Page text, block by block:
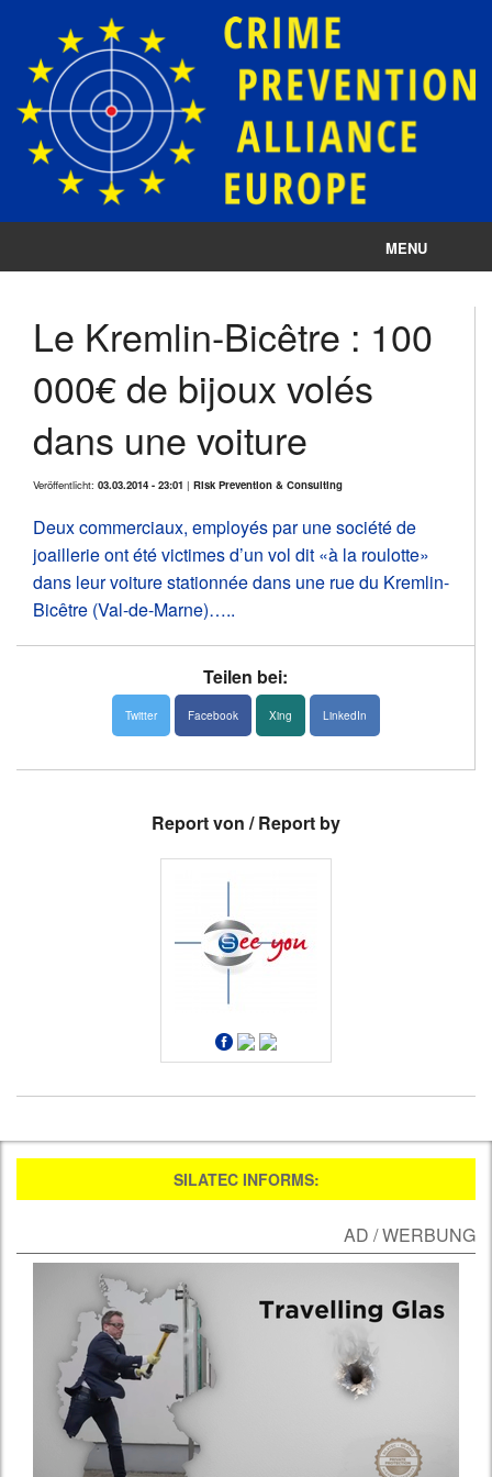
MENU
Datenschutz
Cookie-Einstellungen
News
Le Kremlin-Bicêtre : 100
000€ de bijoux volés
dans une voiture
Veröffentlicht: 03.03.2014 - 23:01 | Risk Prevention & Consulting
Deux commerciaux, employés par une société de
joaillerie ont été victimes d’un vol dit «à la roulotte»
dans leur voiture stationnée dans une rue du Kremlin-
Bicêtre (Val-de-Marne)…..
Teilen bei:
Twitter Facebook Xing LinkedIn
Report von / Report by
SILATEC INFORMS:
AD / WERBUNG